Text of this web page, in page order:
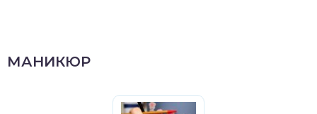
МАНИКЮР